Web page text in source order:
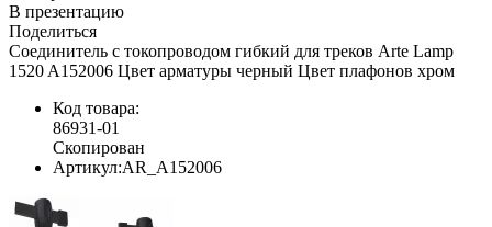
В презентацию
Поделиться
Соединитель с токопроводом гибкий для треков Arte Lamp
1520 A152006 Цвет арматуры черный Цвет плафонов хром
Код товара:
86931-01
Скопирован
Артикул:AR_A152006